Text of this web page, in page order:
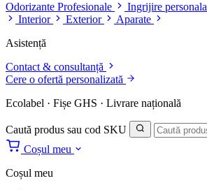
Odorizante Profesionale
Ingrijire personala
Interior
Exterior
Aparate
Asistență
Contact & consultanță
Cere o ofertă personalizată
Ecolabel · Fișe GHS · Livrare națională
Caută produs sau cod SKU
Coșul meu
Coșul meu